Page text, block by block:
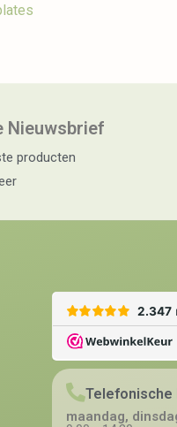
Nieuwsbrief​
producten
Telefonische
maandag,